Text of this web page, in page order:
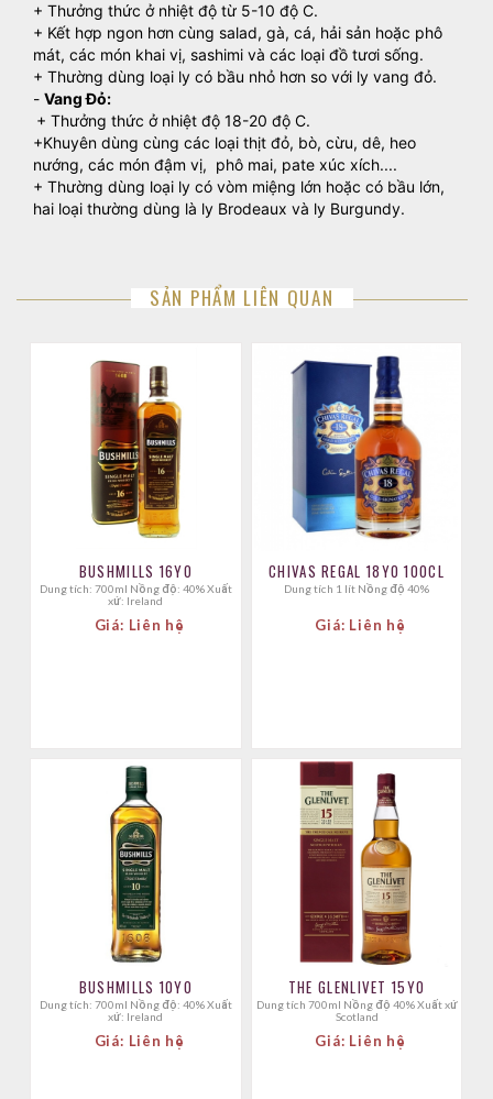
+ Thưởng thức ở nhiệt độ từ 5-10 độ C.
+ Kết hợp ngon hơn cùng salad, gà, cá, hải sản hoặc phô
mát, các món khai vị, sashimi và các loại đồ tươi sống.
+ Thường dùng loại ly có bầu nhỏ hơn so với ly vang đỏ.
- Vang Đỏ:
+ Thưởng thức ở nhiệt độ 18-20 độ C.
+Khuyên dùng cùng các loại thịt đỏ, bò, cừu, dê, heo
nướng, các món đậm vị, phô mai, pate xúc xích....
+ Thường dùng loại ly có vòm miệng lớn hoặc có bầu lớn,
hai loại thường dùng là ly Brodeaux và ly Burgundy.
SẢN PHẨM LIÊN QUAN
BUSHMILLS 16YO
Dung tích: 700ml Nồng độ: 40% Xuất
xứ: Ireland
Giá: Liên hệ
CHIVAS REGAL 18YO 100CL
Dung tích 1 lít Nồng độ 40%
Giá: Liên hệ
BUSHMILLS 10YO
Dung tích: 700ml Nồng độ: 40% Xuất
xứ: Ireland
Giá: Liên hệ
THE GLENLIVET 15YO
Dung tích 700ml Nồng độ 40% Xuất xứ
Scotland
Giá: Liên hệ